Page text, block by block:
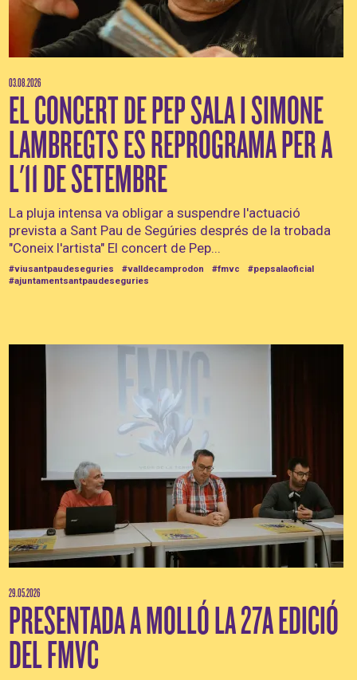
03.08.2026
EL CONCERT DE PEP SALA I SIMONE
LAMBREGTS ES REPROGRAMA PER A
L'11 DE SETEMBRE
La pluja intensa va obligar a suspendre l'actuació
prevista a Sant Pau de Segúries després de la trobada
"Coneix l'artista" El concert de Pep...
#viusantpaudeseguries #valldecamprodon #fmvc
#pepsalaoficial
#ajuntamentsantpaudeseguries
29.05.2026
PRESENTADA A MOLLÓ LA 27A EDICIÓ
DEL FMVC